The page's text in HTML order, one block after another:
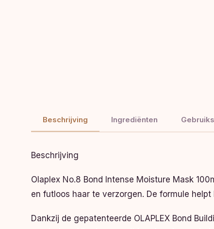
Beschrijving Ingrediënten
Beschrijving
Olaplex No.8 Bond Intense Moisture Mask
en futloos haar te verzorgen. De formule
Dankzij de gepatenteerde OLAPLEX Bond